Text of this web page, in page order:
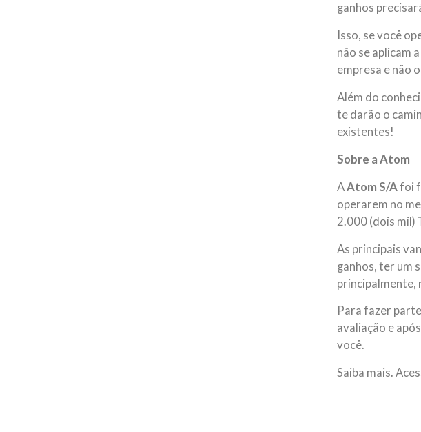
ganhos
Isso, se você
não se aplicam
empresa e não
Além do
te darão o
existentes!
Sobre a Atom
AAtom S/Afoi
operarem no
2.000 (dois mil)
As principais
ganhos, ter um
principalmente,
Para fazer
avaliação e
você.
Saiba mais.